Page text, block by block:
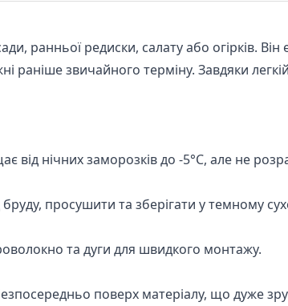
ранньої редиски, салату або огірків.
раніше звичайного терміну. Завдяки
від нічних заморозків до -5°C, але не
просушити та зберігати у темному
та дуги для швидкого монтажу.
поверх матеріалу, що дуже